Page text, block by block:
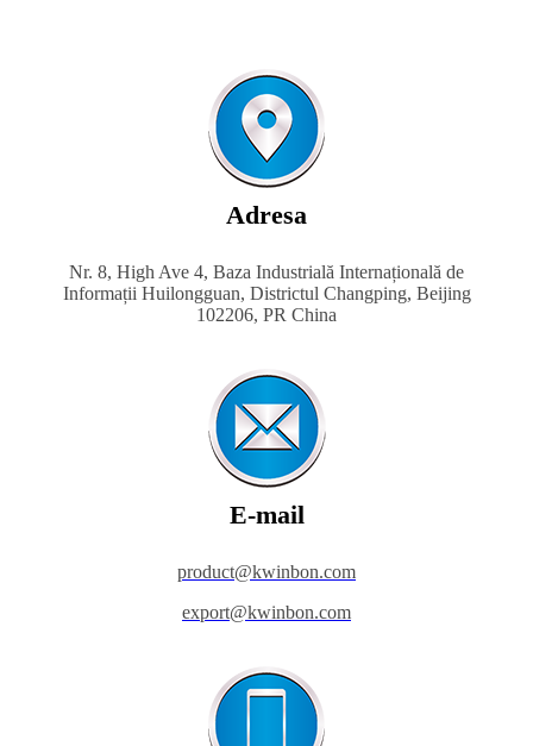
Adresa
Nr. 8, High Ave 4, Baza Industrială Internațională de
Informații Huilongguan, Districtul Changping, Beijing
102206, PR China
E-mail
product@kwinbon.com
export@kwinbon.com